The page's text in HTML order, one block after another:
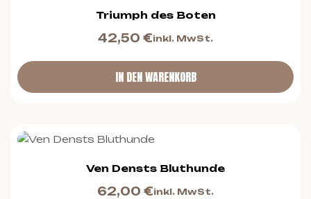
Triumph des Boten
42,50 €inkl. MwSt.
IN DEN WARENKORB
Ven Densts Bluthunde
62,00 €inkl. MwSt.